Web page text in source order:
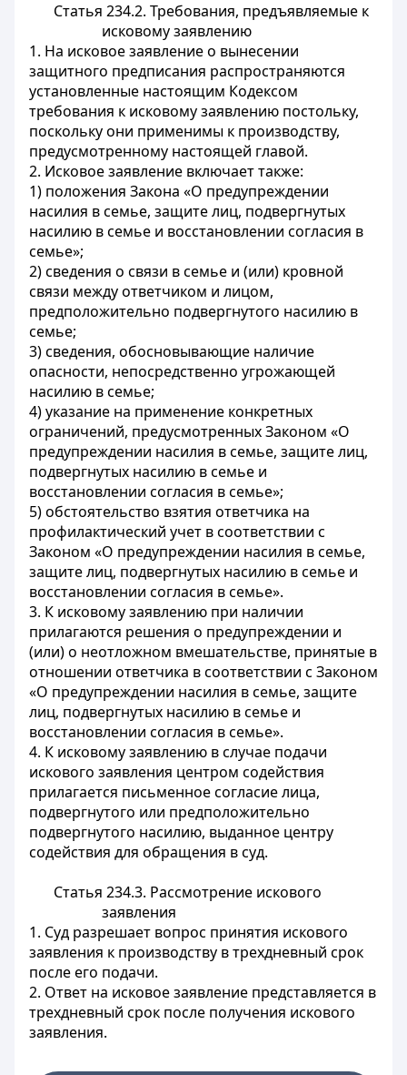
Статья 234.2. Требования, предъявляемые к
исковому заявлению
1. На исковое заявление о вынесении
защитного предписания распространяются
установленные настоящим Кодексом
требования к исковому заявлению постольку,
поскольку они применимы к производству,
предусмотренному настоящей главой.
2. Исковое заявление включает также:
1) положения Закона «О предупреждении
насилия в семье, защите лиц, подвергнутых
насилию в семье и восстановлении согласия в
семье»;
2) сведения о связи в семье и (или) кровной
связи между ответчиком и лицом,
предположительно подвергнутого насилию в
семье;
3) сведения, обосновывающие наличие
опасности, непосредственно угрожающей
насилию в семье;
4) указание на применение конкретных
ограничений, предусмотренных Законом «О
предупреждении насилия в семье, защите лиц,
подвергнутых насилию в семье и
восстановлении согласия в семье»;
5) обстоятельство взятия ответчика на
профилактический учет в соответствии с
Законом «О предупреждении насилия в семье,
защите лиц, подвергнутых насилию в семье и
восстановлении согласия в семье».
3. К исковому заявлению при наличии
прилагаются решения о предупреждении и
(или) о неотложном вмешательстве, принятые в
отношении ответчика в соответствии с Законом
«О предупреждении насилия в семье, защите
лиц, подвергнутых насилию в семье и
восстановлении согласия в семье».
4. К исковому заявлению в случае подачи
искового заявления центром содействия
прилагается письменное согласие лица,
подвергнутого или предположительно
подвергнутого насилию, выданное центру
содействия для обращения в суд.
Статья 234.3. Рассмотрение искового
заявления
1. Суд разрешает вопрос принятия искового
заявления к производству в трехдневный срок
после его подачи.
2. Ответ на исковое заявление представляется в
трехдневный срок после получения искового
заявления.